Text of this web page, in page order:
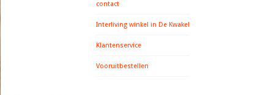
contact
Interliving winkel in De Kwakel
Klantenservice
Vooruitbestellen